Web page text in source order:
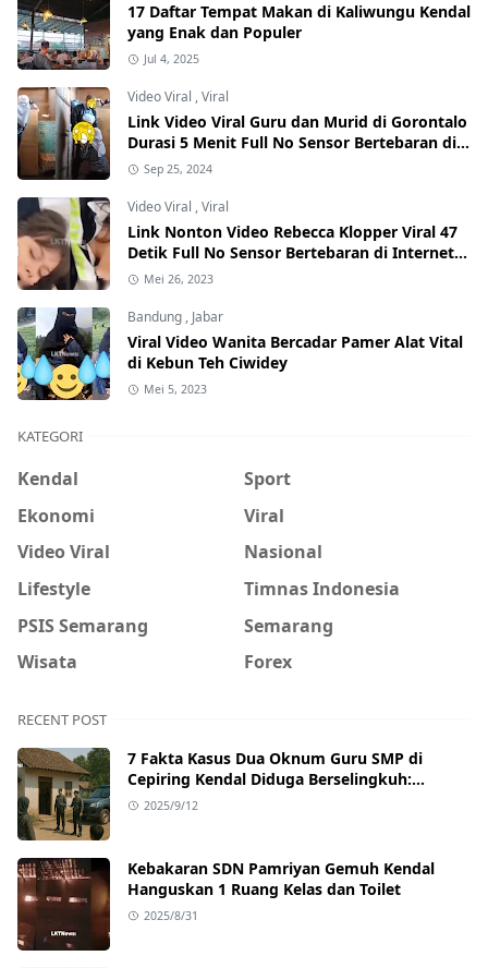
17 Daftar Tempat Makan di Kaliwungu Kendal
yang Enak dan Populer
Jul 4, 2025
Video Viral ,Viral
Link Video Viral Guru dan Murid di Gorontalo
Durasi 5 Menit Full No Sensor Bertebaran di
Internet, Hati-Hati Phising!
Sep 25, 2024
Video Viral ,Viral
Link Nonton Video Rebecca Klopper Viral 47
Detik Full No Sensor Bertebaran di Internet,
Hati-Hati Phising!
Mei 26, 2023
Bandung , Jabar
Viral Video Wanita Bercadar Pamer Alat Vital
di Kebun Teh Ciwidey
Mei 5, 2023
KATEGORI
Kendal
Sport
Ekonomi
Viral
Video Viral
Nasional
Lifestyle
Timnas Indonesia
PSIS Semarang
Semarang
Wisata
Forex
RECENT POST
7 Fakta Kasus Dua Oknum Guru SMP di
Cepiring Kendal Diduga Berselingkuh:
Kronologi, Pengakuan, hingga Sanksi
2025/9/12
Kebakaran SDN Pamriyan Gemuh Kendal
Hanguskan 1 Ruang Kelas dan Toilet
2025/8/31